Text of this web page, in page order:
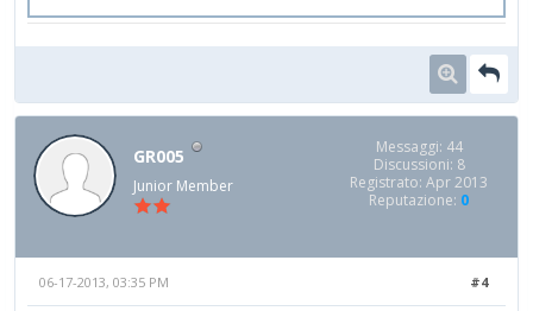
GR005
Junior Member
Messaggi: 44
Discussioni: 8
Registrato: Apr 2013
Reputazione: 0
#4
06-17-2013, 03:35 PM